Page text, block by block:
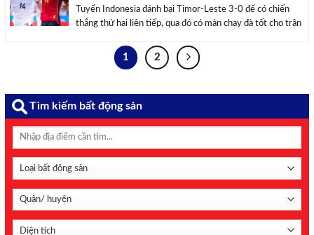
Tuyển Indonesia đánh bại Timor-Leste 3-0 để có chiến
thắng thứ hai liên tiếp, qua đó có màn chạy đà tốt cho trận
cuộc so tài với Timor-Leste thuộc lượt trận hai Vòng bảng
1 2
Tìm kiếm bất động sản